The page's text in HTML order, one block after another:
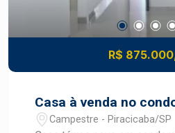
R$
Casa à venda no
Campestre - Piracicaba/SP